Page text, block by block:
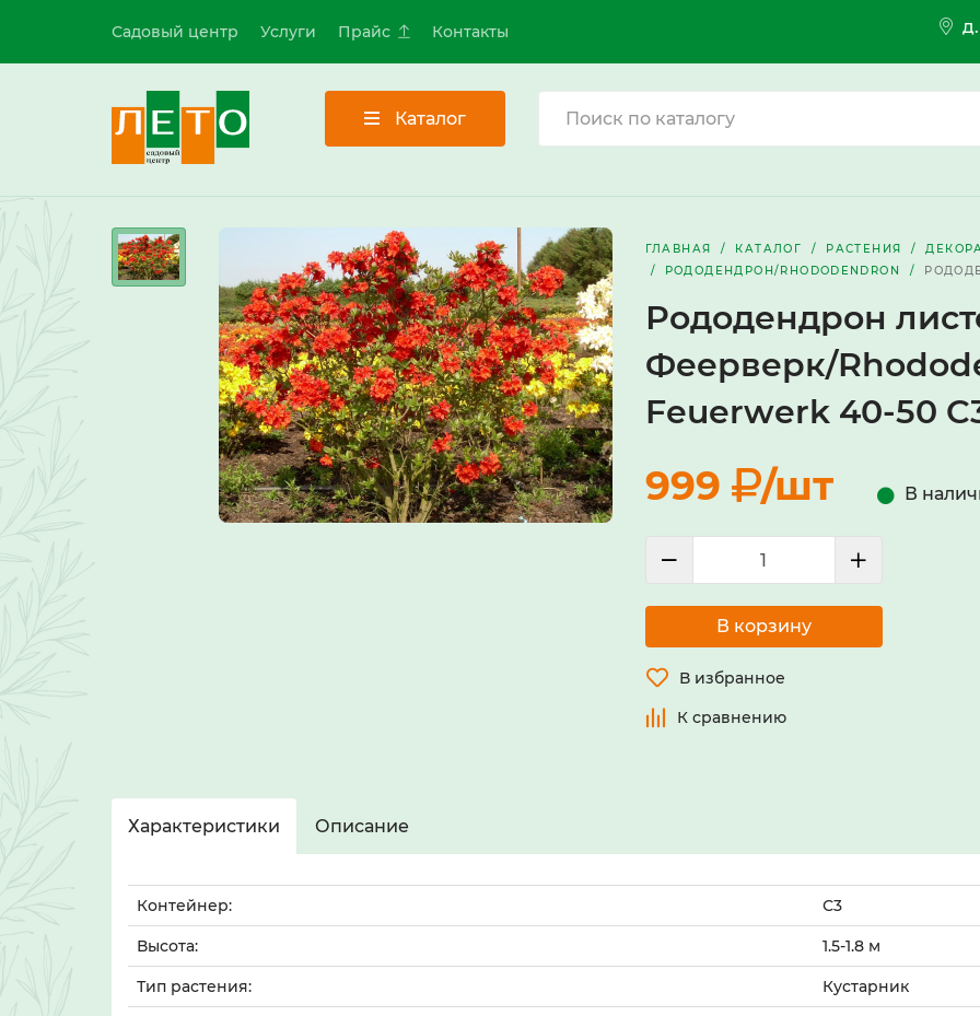
Садовый центр Услуги Прайс Контакты
Каталог
ГЛАВНАЯ КАТАЛОГ РАСТЕНИЯ
РОДОДЕНДРОН/RHODODENDRON
Рододендрон
Феерверк/
Feuerwerk 40-50
999 /шт В
В корзину
В избранное
К сравнению
Характеристики Описание
Контейнер: С3
Высота: 1.5-1.8 м
Тип растения: Кустарник